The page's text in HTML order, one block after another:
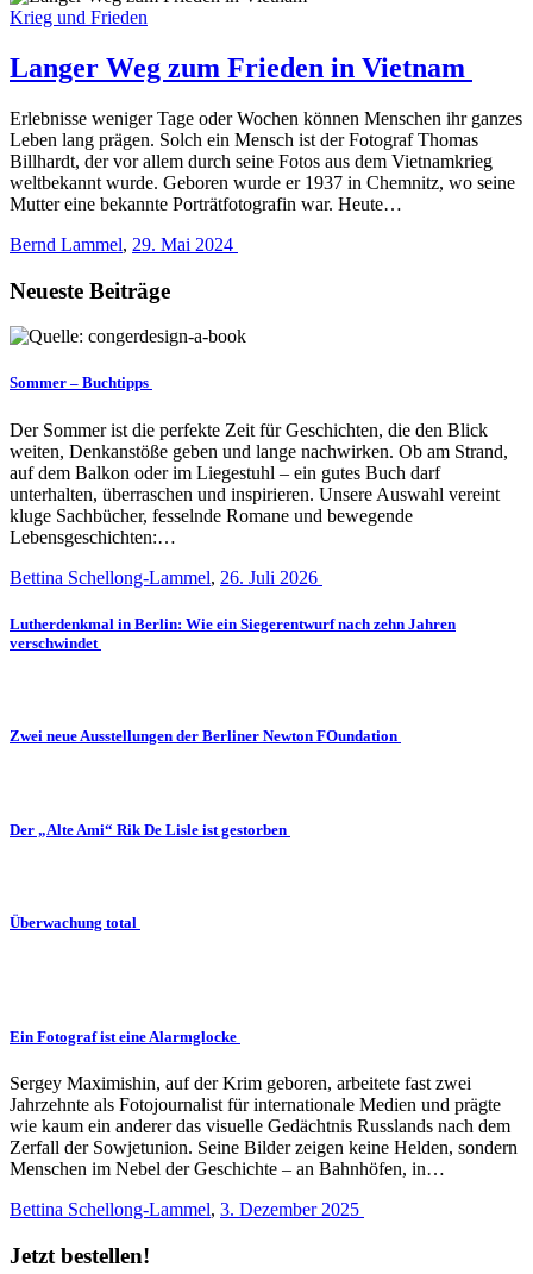
Krieg und Frieden
Langer Weg zum Frieden in Vietnam
Erlebnisse weniger Tage oder Wochen können Menschen ihr ganzes
Leben lang prägen. Solch ein Mensch ist der Fotograf Thomas
Billhardt, der vor allem durch seine Fotos aus dem Vietnamkrieg
weltbekannt wurde. Geboren wurde er 1937 in Chemnitz, wo seine
Mutter eine bekannte Porträtfotografin war. Heute…
Bernd Lammel, 29. Mai 2024
Neueste Beiträge
Sommer – Buchtipps
Der Sommer ist die perfekte Zeit für Geschichten, die den Blick
weiten, Denkanstöße geben und lange nachwirken. Ob am Strand,
auf dem Balkon oder im Liegestuhl – ein gutes Buch darf
unterhalten, überraschen und inspirieren. Unsere Auswahl vereint
kluge Sachbücher, fesselnde Romane und bewegende
Lebensgeschichten:…
Bettina Schellong-Lammel, 26. Juli 2026
Lutherdenkmal in Berlin: Wie ein Siegerentwurf nach zehn Jahren
verschwindet
Zwei neue Ausstellungen der Berliner Newton FOundation
Der „Alte Ami“ Rik De Lisle ist gestorben
Überwachung total
Ein Fotograf ist eine Alarmglocke
Sergey Maximishin, auf der Krim geboren, arbeitete fast zwei
Jahrzehnte als Fotojournalist für internationale Medien und prägte
wie kaum ein anderer das visuelle Gedächtnis Russlands nach dem
Zerfall der Sowjetunion. Seine Bilder zeigen keine Helden, sondern
Menschen im Nebel der Geschichte – an Bahnhöfen, in…
Bettina Schellong-Lammel, 3. Dezember 2025
Jetzt bestellen!